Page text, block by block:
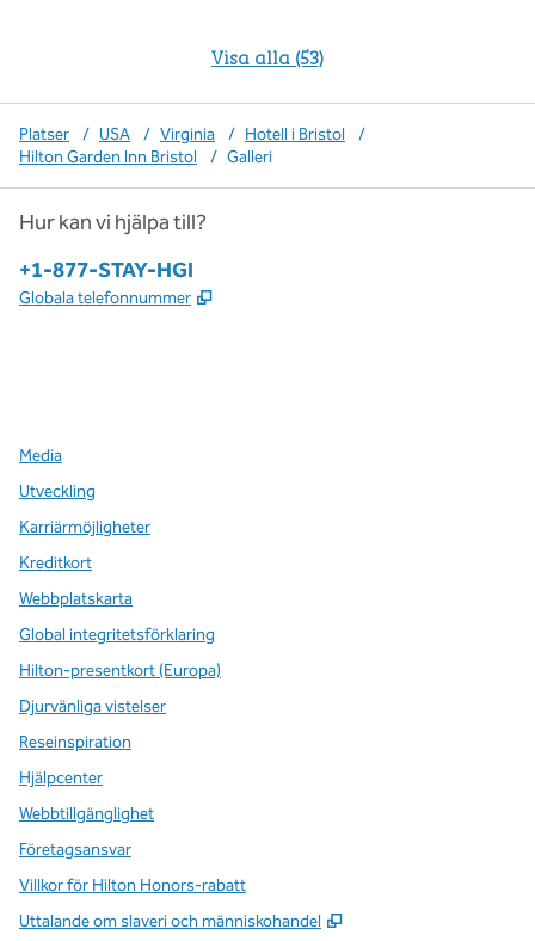
Visa alla (53)
Platser / USA / Virginia / Hotell i Bristol
/
Hilton Garden Inn Bristol
/ Galleri
Hur kan vi hjälpa till?
Telefon:
+1-877-STAY-HGI
Globala telefonnummer ,
Media
Utveckling
Karriärmöjligheter
Kreditkort
Webbplatskarta
Global integritetsförklaring
Hilton-presentkort (Europa)
Djurvänliga vistelser
Reseinspiration
Hjälpcenter
Webbtillgänglighet
Företagsansvar
Villkor för Hilton Honors-rabatt
Uttalande om slaveri och människohandel
,